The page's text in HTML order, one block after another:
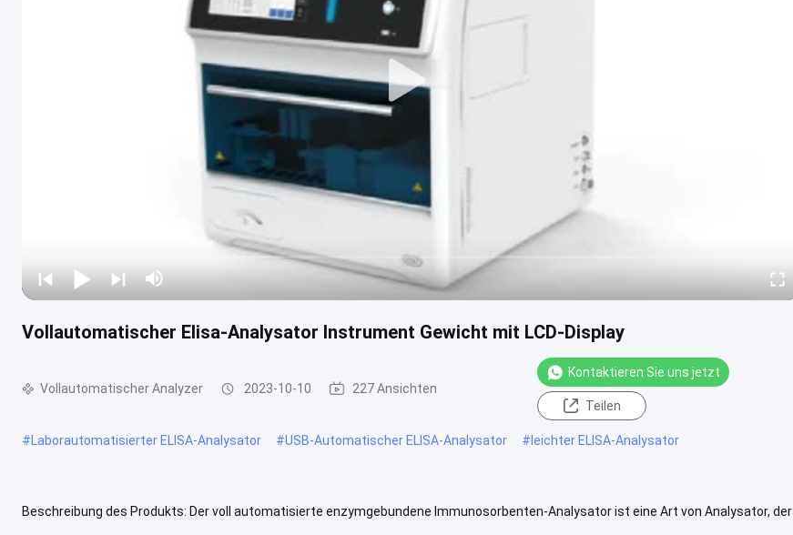
Vollautomatischer Elisa-Analysator Instrument Gewicht mit LCD-Display
Vollautomatischer Analyzer 2023-10-10 227 Ansichten
Kontaktieren Sie uns jetzt
Teilen
#Laborautomatisierter ELISA-Analysator #USB-Automatischer ELISA-Analysator #leichter ELISA-Analysator
Beschreibung des Produkts: Der voll automatisierte enzymgebundene Immunosorbenten-Analysator ist eine Art von Analysator, der